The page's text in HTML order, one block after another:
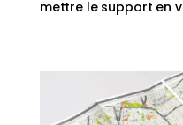
mettre le support en